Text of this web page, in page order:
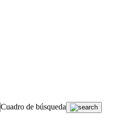
Cuadro de búsqueda